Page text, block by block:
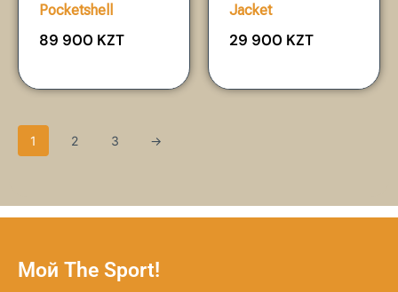
Pocketshell
89 900 KZT
Jacket
29 900 KZT
1 2 3 →
Мой The Sport!